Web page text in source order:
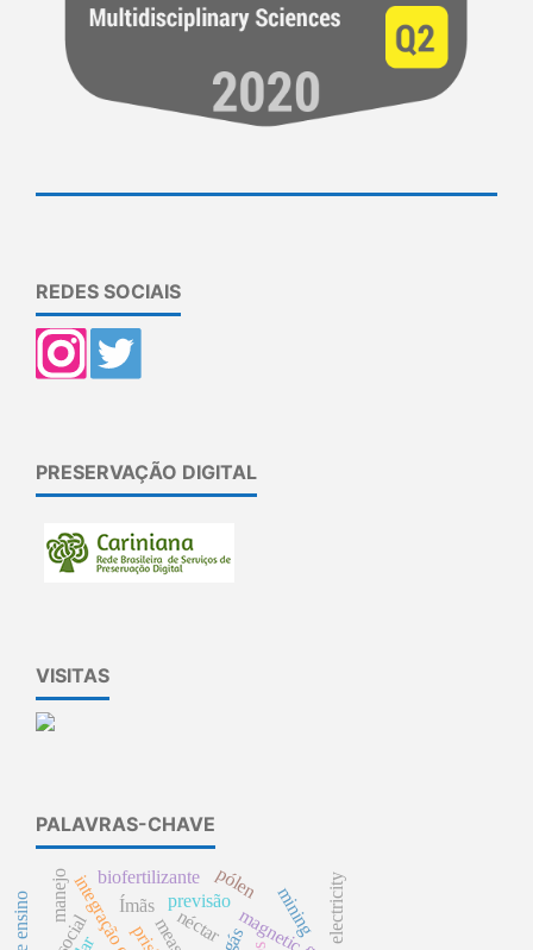
REDES SOCIAIS
PRESERVAÇÃO DIGITAL
VISITAS
PALAVRAS-CHAVE
previsão
biofertilizante
Ímãs electricity
mining
manejo
néctar
pólen